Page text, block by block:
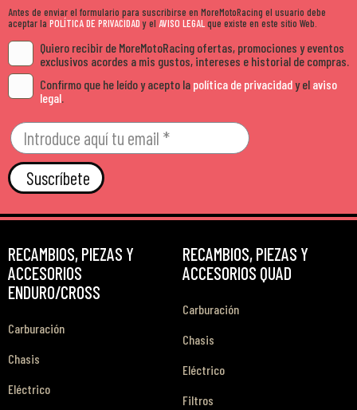
Antes de enviar el formulario para suscribirse en MoreMotoRacing el usuario debe
aceptar la POLÍTICA DE PRIVACIDADy el AVISO LEGALque existe en este sitio Web.
Quiero recibir de MoreMotoRacing ofertas, promociones y eventos
exclusivos acordes a mis gustos, intereses e historial de compras.
Confirmo que he leído y acepto la política de privacidady el aviso
legal
Suscríbete
RECAMBIOS, PIEZAS Y
ACCESORIOS
ENDURO/CROSS
Carburación
Chasis
Eléctrico
RECAMBIOS, PIEZAS Y
ACCESORIOS QUAD
Carburación
Chasis
Eléctrico
Filtros